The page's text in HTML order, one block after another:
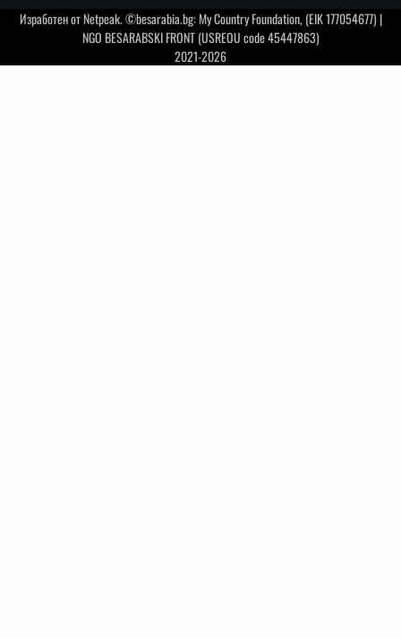
Изработен отNetpeak. ©besarabia.bg: My Country Foundation, (EIK 177054677) |
NGO BESARABSKI FRONT (USREOU code 45447863)
2021-2026